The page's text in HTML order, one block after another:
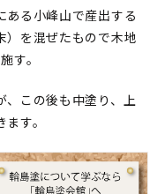
る小峰山で産出する
）を混ぜたもので木地
す。
この後も中塗り、上
す。